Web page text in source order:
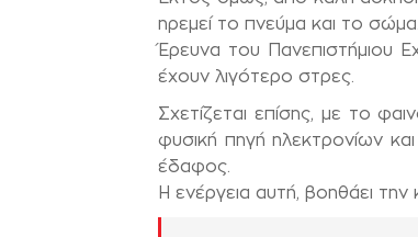
ηρεμεί το πνεύμα και το σώμα.
Έρευνα του Πανεπιστήμιου
έχουν λιγότερο στρες.
Σχετίζεται επίσης, με το
φυσική πηγή ηλεκτρονίων
έδαφος.
Η ενέργεια αυτή, βοηθάει